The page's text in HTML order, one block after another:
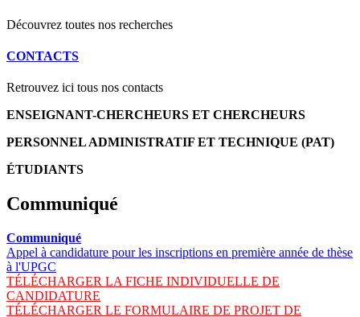
Découvrez toutes nos recherches
CONTACTS
Retrouvez ici tous nos contacts
ENSEIGNANT-CHERCHEURS ET CHERCHEURS
PERSONNEL ADMINISTRATIF ET TECHNIQUE (PAT)
ÉTUDIANTS
Communiqué
Communiqué
Appel à candidature pour les inscriptions en première année de thèse
à l'UPGC
TÉLÉCHARGER LA FICHE INDIVIDUELLE DE
CANDIDATURE
TÉLÉCHARGER LE FORMULAIRE DE PROJET DE